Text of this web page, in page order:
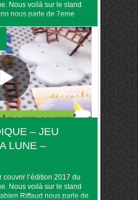
Nous voilà sur le stand
nous parle de 7eme
– JEU
LUNE –
couvrir l’édition 2017 du
Nous voilà sur le stand
Riffaud nous parle de